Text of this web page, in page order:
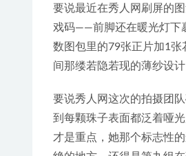
要说最近在秀人网刷屏的
戏码——前脚还在暖光灯下
数图包里的79张正片加1
间那缕若隐若现的薄纱设
要说秀人网这次的拍摄团
到每颗珠子表面都泛着哑
才是重点，她那个标志性